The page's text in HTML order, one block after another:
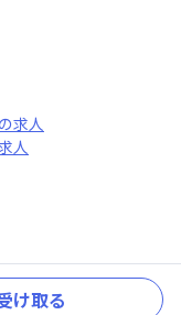
の求人
人
け取る